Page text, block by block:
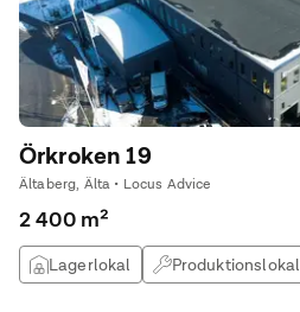
Örkroken 19
Ältaberg, Älta • Locus Advice
2 400 m²
Lagerlokal Produktionslokal